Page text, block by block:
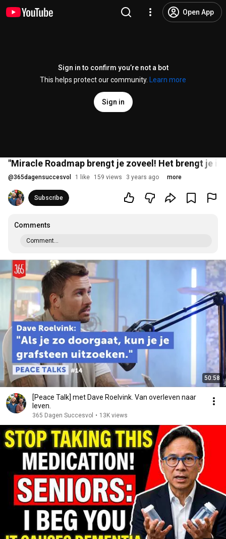
Open App
Sign in to confirm you’re not a bot
This helps protect our community.
Learn more
Sign in
"Miracle Roadmap brengt je zoveel! Het brengt je in
@365dagensuccesvol 1 like 159 views 3 years ago more
Subscribe
Comments
Comment...
50:58
[Peace Talk] met Dave Roelvink. Van overleven naar
leven.
365 Dagen Succesvol • 13K views